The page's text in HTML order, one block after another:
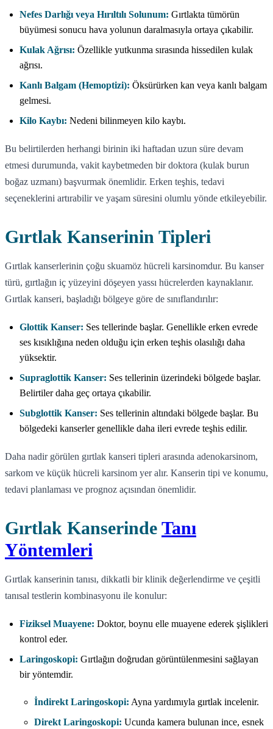
Nefes Darlığı veya Hırıltılı Solunum: Gırtlakta tümörün
büyümesi sonucu hava yolunun daralmasıyla ortaya çıkabilir.
Kulak Ağrısı: Özellikle yutkunma sırasında hissedilen kulak
ağrısı.
Kanlı Balgam (Hemoptizi): Öksürürken kan veya kanlı balgam
gelmesi.
Kilo Kaybı: Nedeni bilinmeyen kilo kaybı.
Bu belirtilerden herhangi birinin iki haftadan uzun süre devam
etmesi durumunda, vakit kaybetmeden bir doktora (kulak burun
boğaz uzmanı) başvurmak önemlidir. Erken teşhis, tedavi
seçeneklerini artırabilir ve yaşam süresini olumlu yönde etkileyebilir.
Gırtlak Kanserinin Tipleri
Gırtlak kanserlerinin çoğu skuamöz hücreli karsinomdur. Bu kanser
türü, gırtlağın iç yüzeyini döşeyen yassı hücrelerden kaynaklanır.
Gırtlak kanseri, başladığı bölgeye göre de sınıflandırılır:
Glottik Kanser: Ses tellerinde başlar. Genellikle erken evrede
ses kısıklığına neden olduğu için erken teşhis olasılığı daha
yüksektir.
Supraglottik Kanser: Ses tellerinin üzerindeki bölgede başlar.
Belirtiler daha geç ortaya çıkabilir.
Subglottik Kanser: Ses tellerinin altındaki bölgede başlar. Bu
bölgedeki kanserler genellikle daha ileri evrede teşhis edilir.
Daha nadir görülen gırtlak kanseri tipleri arasında adenokarsinom,
sarkom ve küçük hücreli karsinom yer alır. Kanserin tipi ve konumu,
tedavi planlaması ve prognoz açısından önemlidir.
Gırtlak Kanserinde Tanı
Yöntemleri
Gırtlak kanserinin tanısı, dikkatli bir klinik değerlendirme ve çeşitli
tanısal testlerin kombinasyonu ile konulur:
Fiziksel Muayene: Doktor, boynu elle muayene ederek şişlikleri
kontrol eder.
Laringoskopi: Gırtlağın doğrudan görüntülenmesini sağlayan
bir yöntemdir.
İndirekt Laringoskopi: Ayna yardımıyla gırtlak incelenir.
Direkt Laringoskopi: Ucunda kamera bulunan ince, esnek